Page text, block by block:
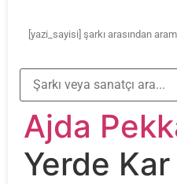
[yazi_sayisi] şarkı arasından
Ajda
Yerde